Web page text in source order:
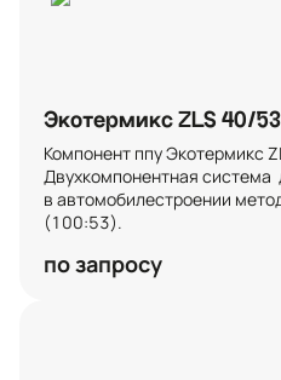
Экотермикс ZLS 40/53
Компонент ппу Экотермикс
Двухкомпонентная система
в автомобилестроении
(100:53).
по запросу